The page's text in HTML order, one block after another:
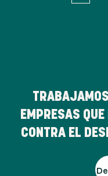
EMPRESAS
CONTRA EL